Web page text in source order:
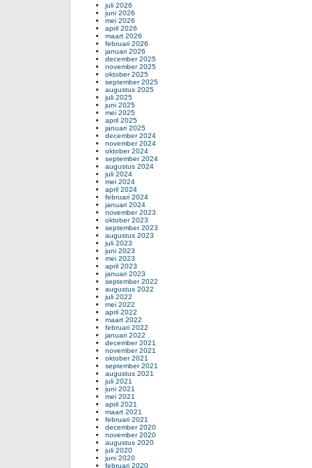
juli 2026
juni 2026
mei 2026
april 2026
maart 2026
februari 2026
januari 2026
december 2025
november 2025
oktober 2025
september 2025
augustus 2025
juli 2025
juni 2025
mei 2025
april 2025
januari 2025
december 2024
november 2024
oktober 2024
september 2024
augustus 2024
juli 2024
mei 2024
april 2024
februari 2024
januari 2024
november 2023
oktober 2023
september 2023
augustus 2023
juli 2023
juni 2023
mei 2023
april 2023
januari 2023
september 2022
augustus 2022
juli 2022
mei 2022
april 2022
maart 2022
februari 2022
januari 2022
december 2021
november 2021
oktober 2021
september 2021
augustus 2021
juli 2021
juni 2021
mei 2021
april 2021
maart 2021
februari 2021
december 2020
november 2020
augustus 2020
juli 2020
juni 2020
februari 2020